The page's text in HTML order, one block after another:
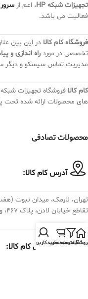
تجهیزات شبکه HP
، اعم از سرور HP
فعالیت می باشد.
فروشگاه کام کالا در این بین
تخصصی در مورد راه اندازی و
مدیریت تماس سیسکو و دیگر
کام کالا فروشگاه تجهیزات شبکه
های محصولات ارائه شده تحت
محصولات تصادفی
آدرس کام کالا:
تهران، نارمک، میدان نبوت
تقاطع خیابان لادن، پلاک ۴۶۷، واحد ۳
تلفن تماس کام کالا:فیلترهاسبد خرید
حساب کاربری من